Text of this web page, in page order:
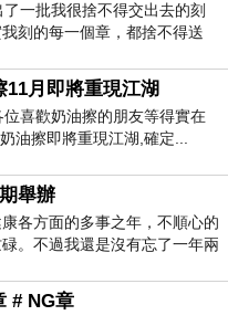
一批我很捨不得交出去的刻
刻的每一個章，都捨不得送
11月即將重現江湖
喜歡奶油擦的朋友等得實在
油擦即將重現江湖,確定...
舉辦
各方面的多事之年，不順心的
。不過我還是沒有忘了一年兩
# NG章